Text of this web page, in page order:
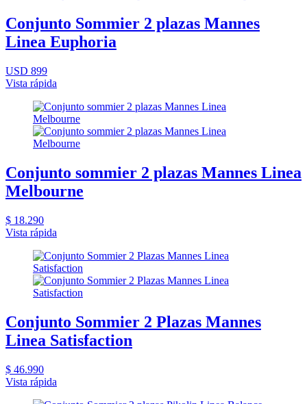
Conjunto Sommier 2 plazas Mannes
Linea Euphoria
USD 899
Vista rápida
Conjunto sommier 2 plazas Mannes Linea
Melbourne
$ 18.290
Vista rápida
Conjunto Sommier 2 Plazas Mannes
Linea Satisfaction
$ 46.990
Vista rápida